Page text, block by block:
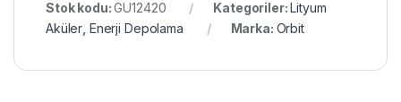
Stok kodu:GU12420 Kategoriler:Lityum
Aküler Enerji Depolama Marka: Orbit